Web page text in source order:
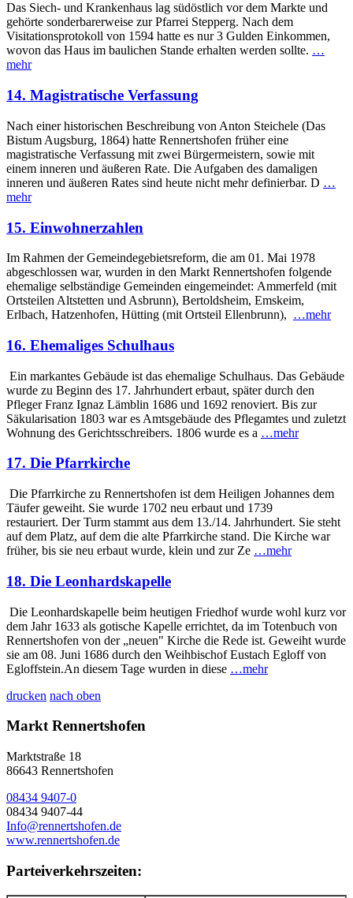
Das Siech- und Krankenhaus lag südöstlich vor dem Markte und
gehörte sonderbarerweise zur Pfarrei Stepperg. Nach dem
Visitationsprotokoll von 1594 hatte es nur 3 Gulden Ein­kommen,
wovon das Haus im baulichen Stande erhalten werden sollte. …
mehr
14. Magistratische Verfassung
Nach einer historischen Beschreibung von Anton Steichele (Das
Bistum Augsburg, 1864) hatte Rennertshofen früher eine
magistratische Ver­fassung mit zwei Bürgermeistern, sowie mit
einem inneren und äußeren Rate. Die Aufgaben des damaligen
inneren und äußeren Rates sind heute nicht mehr definierbar. D …
mehr
15. Einwohnerzahlen
Im Rahmen der Gemeindegebietsreform, die am 01. Mai 1978
abgeschlossen war, wurden in den Markt Rennerts­hofen folgende
ehemalige selbständige Gemeinden einge­meindet: Ammerfeld (mit
Ortsteilen Altstetten und Asbrunn), Bertolds­heim, Emskeim,
Erlbach, Hatzenhofen, Hütting (mit Ortsteil Ellenbrunn), …mehr
16. Ehemaliges Schulhaus
Ein markantes Gebäude ist das ehemalige Schulhaus. Das Gebäude
wurde zu Beginn des 17. Jahrhundert erbaut, später durch den
Pfleger Franz Ignaz Lämblin 1686 und 1692 renoviert. Bis zur
Säkularisation 1803 war es Amts­gebäude des Pflegamtes und zuletzt
Wohnung des Gerichtsschreibers. 1806 wurde es a …mehr
17. Die Pfarrkirche
Die Pfarrkirche zu Rennerts­hofen ist dem Heiligen Johannes dem
Täufer geweiht. Sie wurde 1702 neu erbaut und 1739
restauriert. Der Turm stammt aus dem 13./14. Jahrhundert. Sie steht
auf dem Platz, auf dem die alte Pfarrkirche stand. Die Kirche war
früher, bis sie neu erbaut wurde, klein und zur Ze …mehr
18. Die Leonhardskapelle
Die Leonhardskapelle beim heutigen Friedhof wurde wohl kurz vor
dem Jahr 1633 als gotische Kapelle errichtet, da im Totenbuch von
Rennertshofen von der „neuen" Kirche die Rede ist. Geweiht wurde
sie am 08. Juni 1686 durch den Weihbischof Eustach Egloff von
Egloffstein.An diesem Tage wurden in diese …mehr
drucken nach oben
Markt Rennertshofen
Marktstraße 18
86643 Rennertshofen
08434 9407-0
08434 9407-44
Info@rennertshofen.de
www.rennertshofen.de
Parteiverkehrszeiten: